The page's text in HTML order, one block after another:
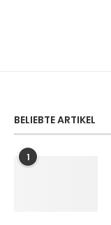
BELIEBTE ARTIKEL
1